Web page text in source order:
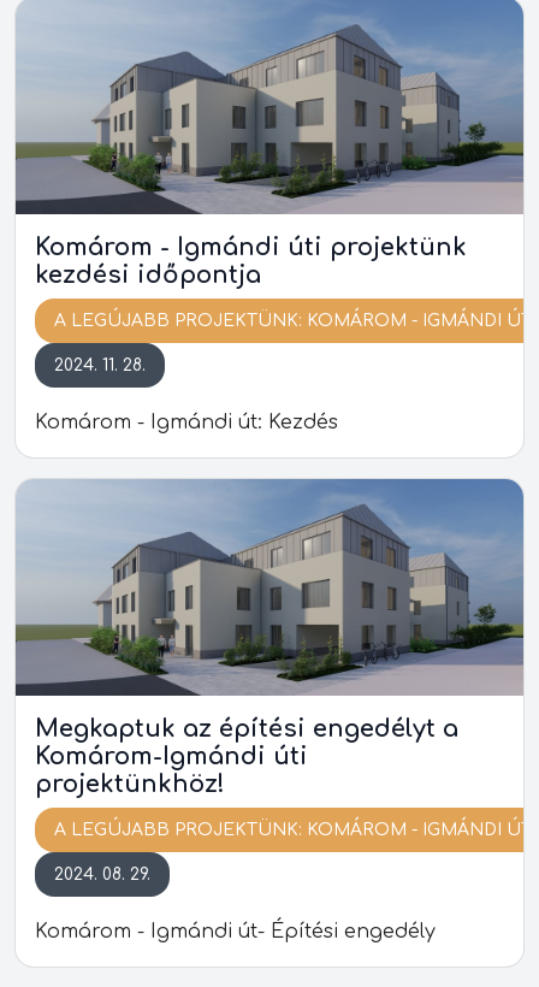
Komárom - Igmándi úti projektünk
kezdési időpontja
A LEGÚJABB PROJEKTÜNK: KOMÁROM - IGMÁNDI ÚT
2024. 11. 28.
Komárom - Igmándi út: Kezdés
Megkaptuk az építési engedélyt a
Komárom-Igmándi úti
projektünkhöz!
A LEGÚJABB PROJEKTÜNK: KOMÁROM - IGMÁNDI ÚT
2024. 08. 29.
Komárom - Igmándi út- Építési engedély